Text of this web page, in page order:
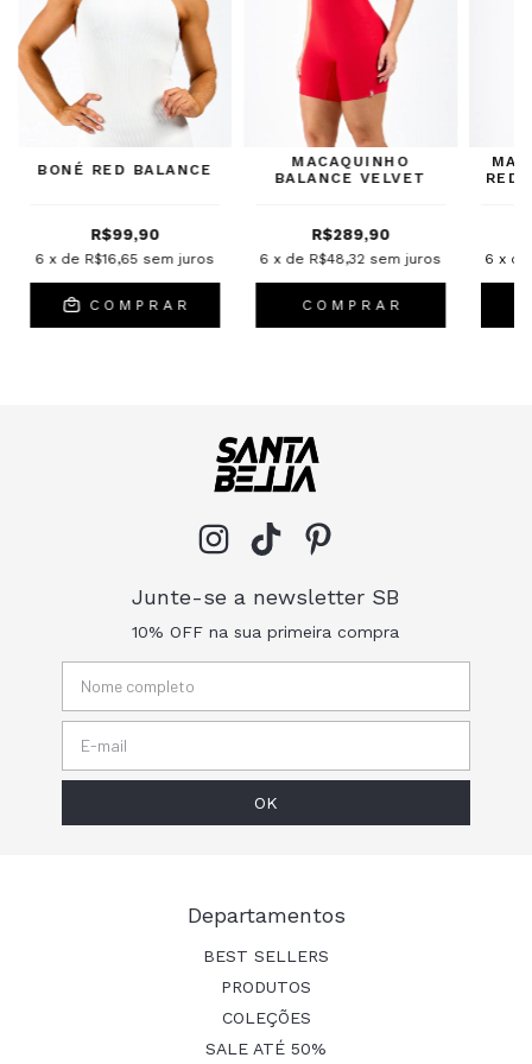
BONÉ RED BALANCE
R$99,90
6 x de R$16,65 sem juros
C O M P R A R
MACAQUINHO
BALANCE VELVET
R$289,90
6 x de R$48,32 sem juros
C O M P R A R
RED
6 x
Junte-se a newsletter SB
10% OFF na sua primeira compra
Departamentos
BEST SELLERS
PRODUTOS
COLEÇÕES
SALE ATÉ 50%